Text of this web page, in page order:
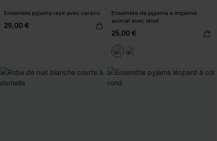
Ensemble pyjama rayé avec caraco
29,00 €
Ensemble de pyjama à imprimé
animal avec short
25,00 €